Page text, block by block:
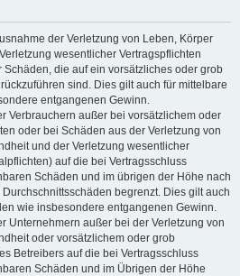
der Verletzung von Leben, Körper
wesentlicher Vertragspflichten
die auf ein vorsätzliches oder grob
sind. Dies gilt auch für mittelbare
entgangenen Gewinn.
Verbrauchern außer bei vorsätzlichem oder
oder bei Schäden aus der Verletzung von
und der Verletzung wesentlicher
auf die bei Vertragsschluss
Schäden und im übrigen der Höhe nach
begrenzt. Dies gilt auch
wie insbesondere entgangenen Gewinn.
Unternehmern außer bei der Verletzung von
oder vorsätzlichem oder grob
Betreibers auf die bei Vertragsschluss
Schäden und im Übrigen der Höhe